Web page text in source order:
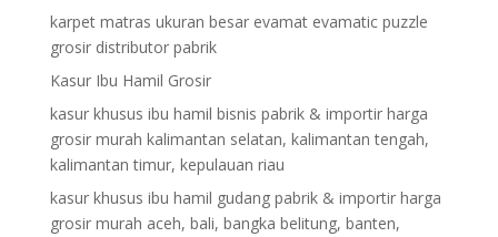
karpet matras ukuran besar evamat evamatic puzzle
grosir distributor pabrik
Kasur Ibu Hamil Grosir
kasur khusus ibu hamil bisnis pabrik & importir harga
grosir murah kalimantan selatan, kalimantan tengah,
kalimantan timur, kepulauan riau
kasur khusus ibu hamil gudang pabrik & importir harga
grosir murah aceh, bali, bangka belitung, banten,